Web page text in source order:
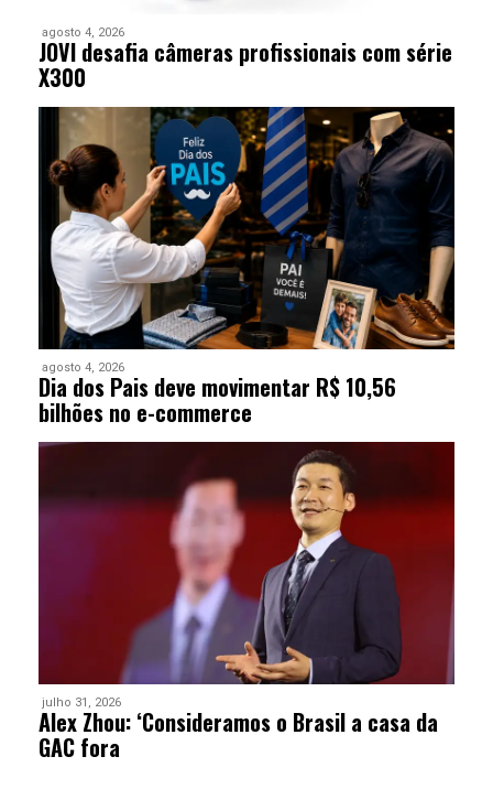
agosto 4, 2026
JOVI desafia câmeras profissionais com série
X300
agosto 4, 2026
Dia dos Pais deve movimentar R$ 10,56
bilhões no e-commerce
julho 31, 2026
Alex Zhou: ‘Consideramos o Brasil a casa da
GAC fora